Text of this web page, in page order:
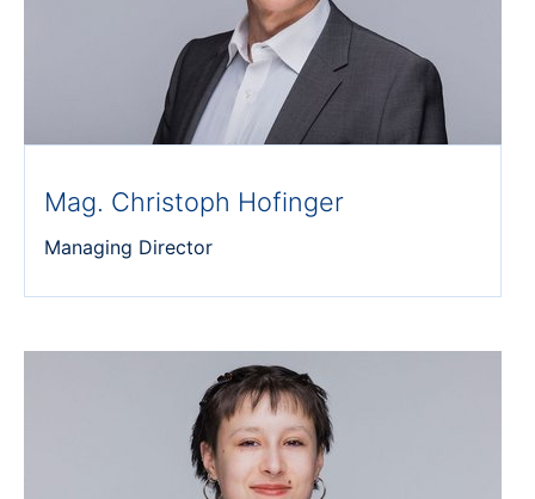
Mag. Christoph Hofinger
Managing Director